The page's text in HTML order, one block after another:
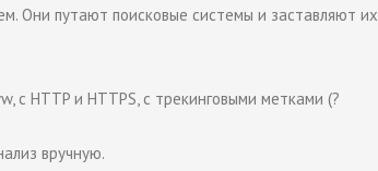
Они путают поисковые системы и заставляют их
, с HTTP и HTTPS, с трекинговыми метками (?
вручную.